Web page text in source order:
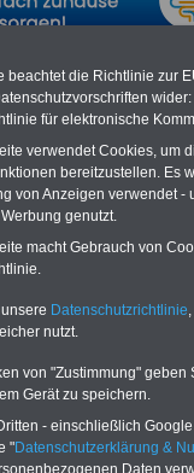
geld-
beachtet die Richtlinie zur
für elektronische
verwendet Cookies, um
bereitzustellen. Es
von Anzeigen verwendet
genutzt.
macht Gebrauch von
Datenschutzrichtlinie
nutzt.
von "Zustimmung"
Gerät zu speichern.
- einschließlich
"Datenschutzerklärung &